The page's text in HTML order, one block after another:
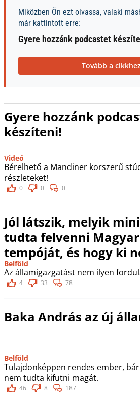
Miközben Ön ezt olvassa, valaki
már kattintott erre:
Gyere hozzánk podcastet
Tovább a
Gyere hozzánk
készíteni!
Videó
Bérelhető a Mandiner korszerű
részleteket!
0 0 0
Jól látszik, melyik
tudta felvenni
tempóját, és hogy ki
Belföld
Az államigazgatást nem ilyen
4 33 78
Baka András az új
Belföld
Tulajdonképpen rendes ember,
nem tudta kifutni magát.
46 8 187